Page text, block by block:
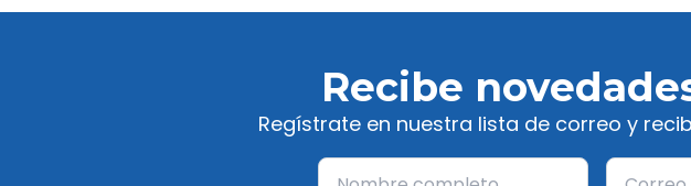
Recibe
Regístrate en nuestra lista de correo y